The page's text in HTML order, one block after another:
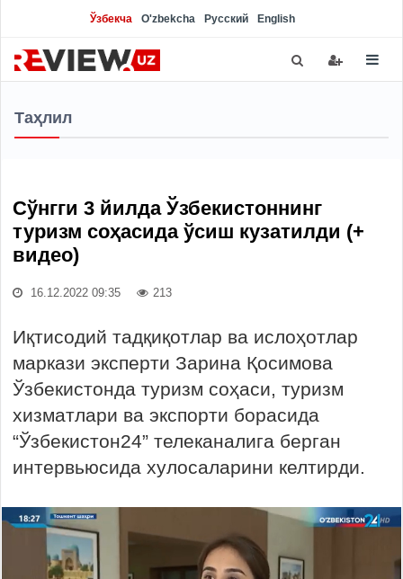
Ўзбекча O'zbekcha Русский English
Таҳлил
Сўнгги 3 йилда Ўзбекистоннинг
туризм соҳасида ўсиш кузатилди (+
видео)
16.12.2022 09:35 213
Иқтисодий тадқиқотлар ва ислоҳотлар
маркази эксперти Зарина Қосимова
Ўзбекистонда туризм соҳаси, туризм
хизматлари ва экспорти борасида
“Ўзбекистон24” телеканалига берган
интервьюсида хулосаларини келтирди.